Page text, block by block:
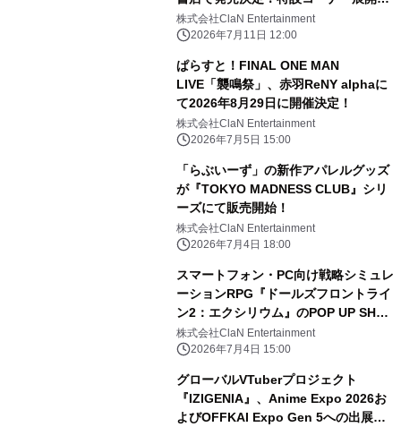
購入特典ノベルティ配布！
株式会社ClaN Entertainment
2026年7月11日 12:00
ぱらすと！FINAL ONE MAN
LIVE「襲鳴祭」、赤羽ReNY alphaに
て2026年8月29日に開催決定！
株式会社ClaN Entertainment
2026年7月5日 15:00
「らぶいーず」の新作アパレルグッズ
が『TOKYO MADNESS CLUB』シリ
ーズにて販売開始！
株式会社ClaN Entertainment
2026年7月4日 18:00
スマートフォン・PC向け戦略シミュレ
ーションRPG『ドールズフロントライ
ン2：エクシリウム』のPOP UP SHOP
がSHIBUYA TSUTAYA 6階 IP書店で開
催決定！！
株式会社ClaN Entertainment
2026年7月4日 15:00
グローバルVTuberプロジェクト
『IZIGENIA』、Anime Expo 2026お
よびOFFKAI Expo Gen 5への出展決